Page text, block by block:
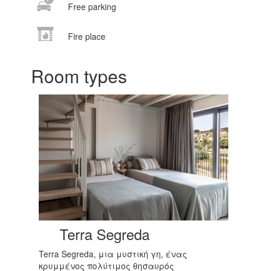
Free parking
Fire place
Room types
Terra Segreda
Terra Segreda, μια μυστική γη, ένας
κρυμμένος πολύτιμος θησαυρός